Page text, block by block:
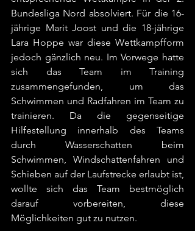
Bundesliga Nord absolviert. Für die 16-
jährige Marit Joost und die 18-jährige
Lara Hoppe war diese Wettkampfform
jedoch gänzlich neu. Im Vorwege hatte
sich das Team im Training
zusammengefunden, um das
Schwimmen und Radfahren im Team zu
trainieren. Da die gegenseitige
Hilfestellung innerhalb des Teams
durch Wasserschatten beim
Schwimmen, Windschattenfahren und
Schieben auf der Laufstrecke erlaubt ist,
wollte sich das Team bestmöglich
darauf vorbereiten, diese
Möglichkeiten gut zu nutzen.